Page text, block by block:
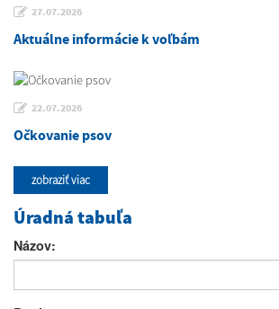
27.07.2026
Aktuálne informácie k voľbám
22.07.2026
Očkovanie psov
zobraziť viac
Úradná tabuľa
Názov: